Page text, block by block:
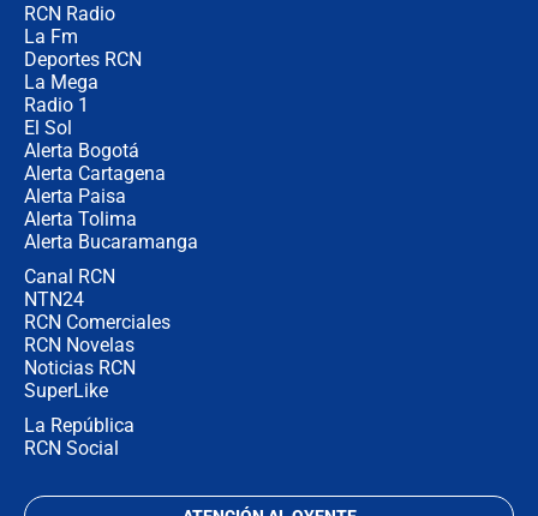
RCN Radio
La Fm
Deportes RCN
La Mega
Radio 1
El Sol
Alerta Bogotá
Alerta Cartagena
Alerta Paisa
Alerta Tolima
Alerta Bucaramanga
Canal RCN
NTN24
RCN Comerciales
RCN Novelas
Noticias RCN
SuperLike
La República
RCN Social